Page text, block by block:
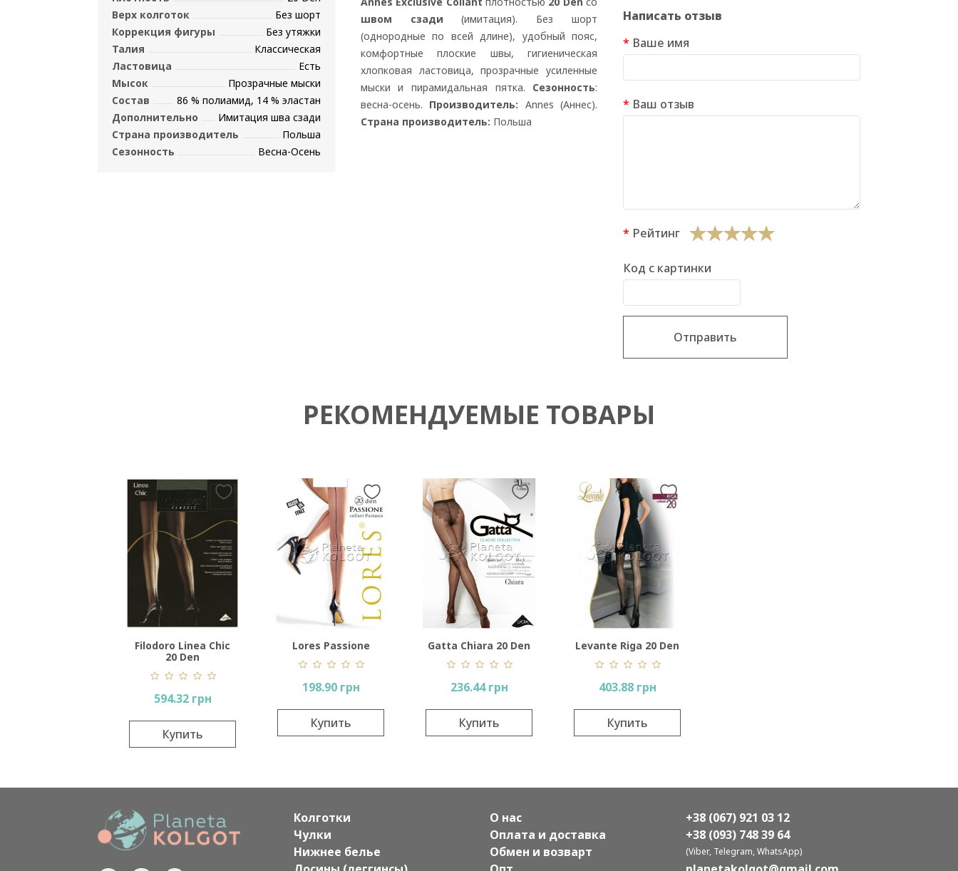
Верх колготок
Без шорт
Коррекция фигуры
Без утяжки
Талия
Классическая
Ластовица
Есть
Мысок
Прозрачные мыски
Состав
86 % полиамид, 14 % эластан
Дополнительно
Имитация шва сзади
Страна производитель
Польша
Сезонность
Весна-Осень
швом сзади (имитация). Без шорт
(однородные по всей длине), удобный пояс,
комфортные плоские швы, гигиеническая
хлопковая ластовица, прозрачные усиленные
мыски и пирамидальная пятка. Сезонность:
весна-осень. Производитель: Annes (Аннес).
Страна производитель: Польша
Написать отзыв
Ваше имя
Ваш отзыв
Рейтинг
Код с картинки
Отправить
РЕКОМЕНДУЕМЫЕ ТОВАРЫ
Filodoro Linea Chic
20 Den
594.32 грн
Купить
Lores Passione
198.90 грн
Купить
Gatta Chiara 20 Den
236.44 грн
Купить
Levante Riga 20 Den
403.88 грн
Купить
Колготки
Чулки
Нижнее белье
О нас
Оплата и доставка
Обмен и возварт
+38 (067) 921 03 12
+38 (093) 748 39 64
(Viber, Telegram, WhatsApp)